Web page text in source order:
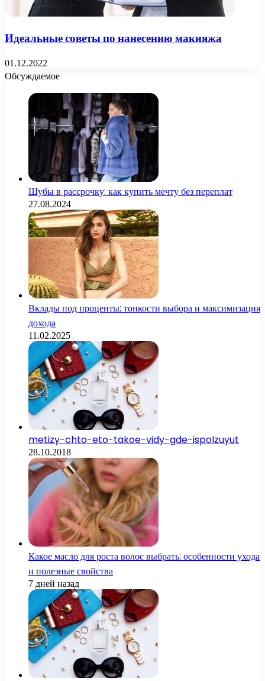
Идеальные советы по нанесению макияжа
01.12.2022
Обсуждаемое
Шубы в рассрочку: как купить мечту без переплат
27.08.2024
Вклады под проценты: тонкости выбора и максимизация
дохода
11.02.2025
metizy-chto-eto-takoe-vidy-gde-ispolzuyut
28.10.2018
Какое масло для роста волос выбрать: особенности ухода
и полезные свойства
7 дней назад